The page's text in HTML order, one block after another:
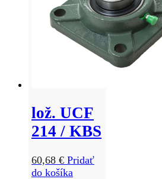
lož. UCF
214 / KBS
60,68 € Pridať
do košíka